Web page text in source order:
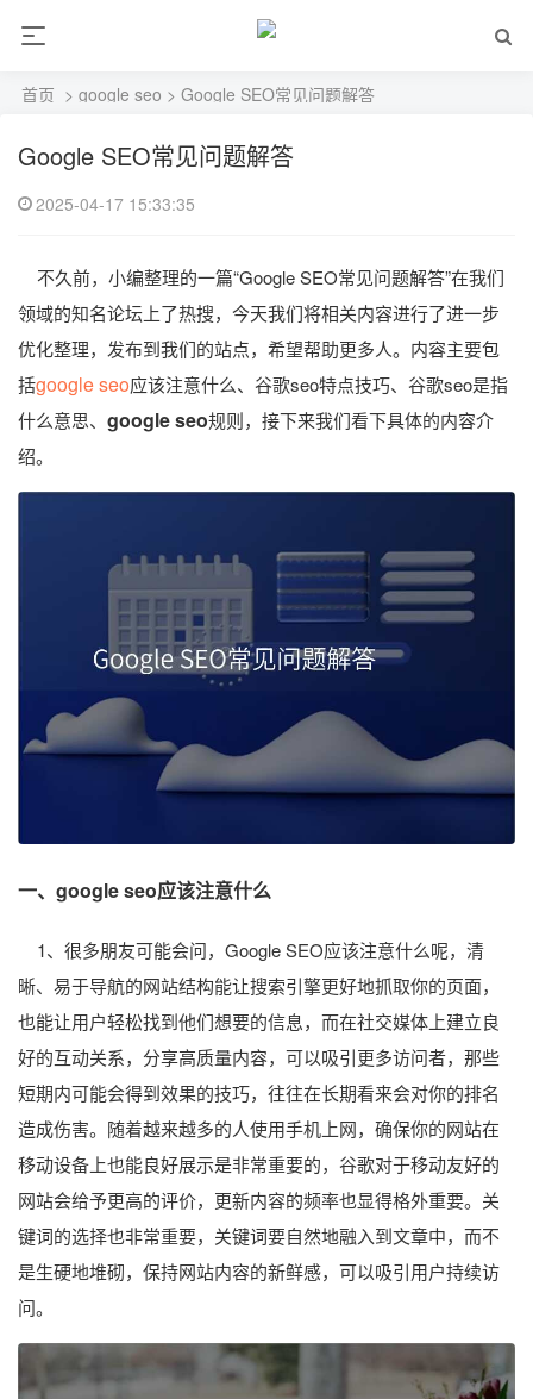
首页 > google seo > Google SEO常见问题解答
Google SEO常见问题解答
2025-04-17 15:33:35
不久前，小编整理的一篇“Google SEO常见问题解答”在我们
领域的知名论坛上了热搜，今天我们将相关内容进行了进一步
优化整理，发布到我们的站点，希望帮助更多人。内容主要包
括google seo应该注意什么、谷歌seo特点技巧、谷歌seo是指
什么意思、 google seo规则，接下来我们看下具体的内容介
绍。
一、google seo应该注意什么
1、很多朋友可能会问，Google SEO应该注意什么呢，清
晰、易于导航的网站结构能让搜索引擎更好地抓取你的页面，
也能让用户轻松找到他们想要的信息，而在社交媒体上建立良
好的互动关系，分享高质量内容，可以吸引更多访问者，那些
短期内可能会得到效果的技巧，往往在长期看来会对你的排名
造成伤害。随着越来越多的人使用手机上网，确保你的网站在
移动设备上也能良好展示是非常重要的，谷歌对于移动友好的
网站会给予更高的评价，更新内容的频率也显得格外重要。关
键词的选择也非常重要，关键词要自然地融入到文章中，而不
是生硬地堆砌，保持网站内容的新鲜感，可以吸引用户持续访
问。